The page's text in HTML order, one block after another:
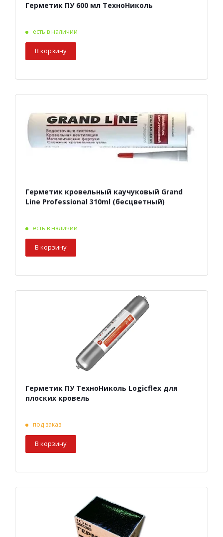
Герметик ПУ 600 мл ТехноНиколь
есть в наличии
В корзину
Герметик кровельный каучуковый Grand
Line Professional 310ml (бесцветный)
есть в наличии
В корзину
Герметик ПУ ТехноНиколь Logicflex для
плоских кровель
под заказ
В корзину